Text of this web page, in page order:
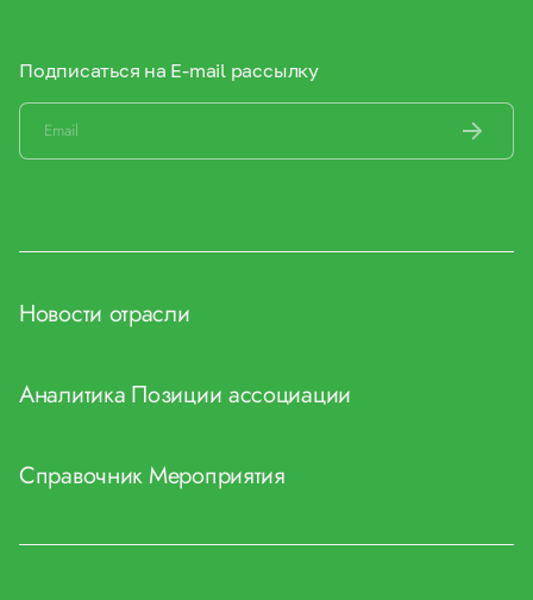
Подписаться на E-mail рассылку
Новости отрасли
Аналитика Позиции ассоциации
СправочникМероприятия